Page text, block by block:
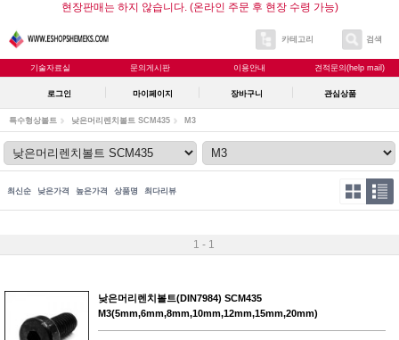
현장판매는 하지 않습니다. (온라인 주문 후 현장 수령 가능)
카테고리 검색
기술자료실 문의게시판 이용안내 견적문의(help mail)
로그인 마이페이지 장바구니 관심상품
특수형상볼트 낮은머리렌치볼트 SCM435 M3
최신순 낮은가격 높은가격 상품명 최다리뷰
1 - 1
낮은머리렌치볼트(DIN7984) SCM435
M3(5mm,6mm,8mm,10mm,12mm,15mm,20mm)